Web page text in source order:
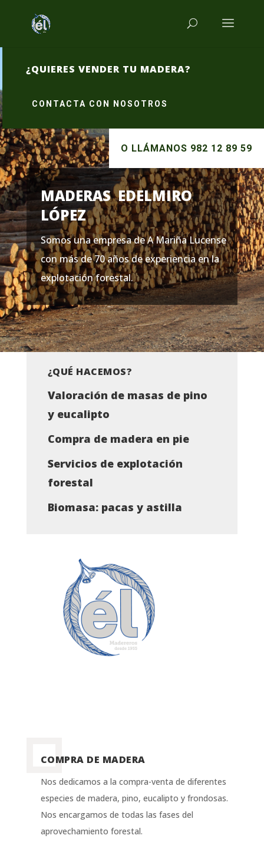
¿QUIERES VENDER TU MADERA?
CONTACTA CON NOSOTROS
O LLÁMANOS 982 12 89 59
MADERAS EDELMIRO
LÓPEZ
Somos una empresa de A Mariña Lucense
con más de 70 años de experiencia en la
explotación forestal.
¿QUÉ HACEMOS?
Valoración de masas de pino
y eucalipto
Compra de madera en pie
Servicios de explotación
forestal
Biomasa: pacas y astilla
COMPRA DE MADERA
Nos dedicamos a la compra-venta de diferentes
especies de madera, pino, eucalipto y frondosas.
Nos encargamos de todas las fases del
aprovechamiento forestal.